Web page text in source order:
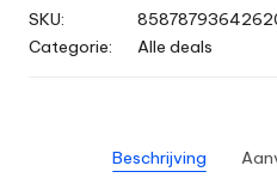
SKU:
Categorie:
Alle deals
Beschrijving